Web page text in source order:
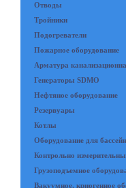
Отводы
Тройники
Подогреватели
Пожарное оборудование
Арматура
Генераторы SDMO
Нефтяное оборудование
Резервуары
Котлы
Оборудование для
Контрольно
Грузоподъемное
Вакуумное, криогенное